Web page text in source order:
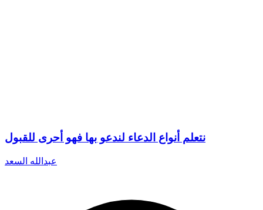
نتعلم أنواع الدعاء لندعو بها فهو أحرى للقبول
عبدالله السعد